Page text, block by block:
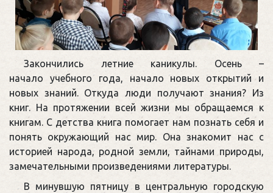
Закончились летние каникулы. Осень –
начало учебного года, начало новых открытий и
новых знаний. Откуда люди получают знания? Из
книг. На протяжении всей жизни мы обращаемся к
книгам. С детства книга помогает нам познать себя и
понять окружающий нас мир. Она знакомит нас с
историей народа, родной земли, тайнами природы,
замечательными произведениями литературы.
В минувшую пятницу в центральную городскую